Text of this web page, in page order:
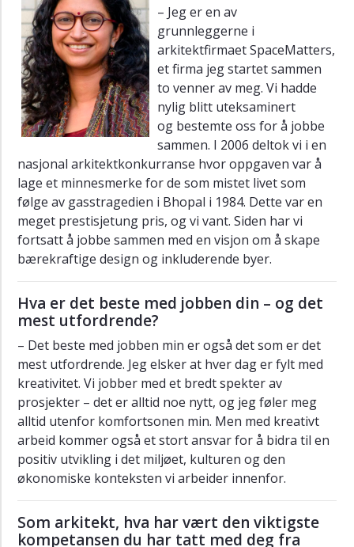
Eva
Gullvåg
Wermuth
Linda
L.
Aase
Lasse
Christer
Aannestad
Vilde
Coward
Celine
Sandberg
Magnus
Arveng
Bjørn
Simonsen
Mariam
Kaynia
Jan-
Ole
Hesselberg
Chen
– Jeg er en av
grunnleggerne i
arkitektfirmaet SpaceMatters,
et firma jeg startet sammen
to venner av meg. Vi hadde
nylig blitt uteksaminert
og bestemte oss for å jobbe
sammen. I 2006 deltok vi i en
nasjonal arkitektkonkurranse hvor oppgaven var å
lage et minnesmerke for de som mistet livet som
følge av gasstragedien i Bhopal i 1984. Dette var en
meget prestisjetung pris, og vi vant. Siden har vi
fortsatt å jobbe sammen med en visjon om å skape
bærekraftige design og inkluderende byer.
Hva er det beste med jobben din – og det
mest utfordrende?
– Det beste med jobben min er også det som er det
mest utfordrende. Jeg elsker at hver dag er fylt med
kreativitet. Vi jobber med et bredt spekter av
prosjekter – det er alltid noe nytt, og jeg føler meg
alltid utenfor komfortsonen min. Men med kreativt
arbeid kommer også et stort ansvar for å bidra til en
positiv utvikling i det miljøet, kulturen og den
økonomiske konteksten vi arbeider innenfor.
Som arkitekt, hva har vært den viktigste
kompetansen du har tatt med deg fra